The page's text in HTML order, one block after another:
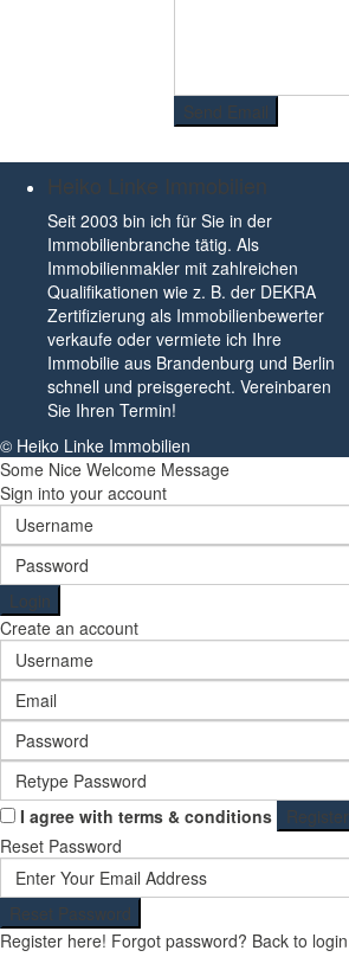
Heiko Linke Immobilien
Seit 2003 bin ich für Sie in der
Immobilienbranche tätig. Als
Immobilienmakler mit zahlreichen
Qualifikationen wie z. B. der DEKRA
Zertifizierung als Immobilienbewerter
verkaufe oder vermiete ich Ihre
Immobilie aus Brandenburg und Berlin
schnell und preisgerecht. Vereinbaren
Sie Ihren Termin!
© Heiko Linke Immobilien
Some Nice Welcome Message
Sign into your account
Login
Create an account
I agree with terms & conditions
Register
Reset Password
Reset Password
Register here! Forgot password? Back to login